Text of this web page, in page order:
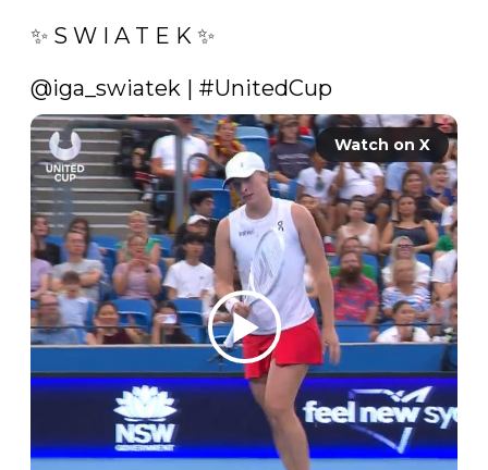
✨ S W I A T E K ✨
@iga_swiatek | #UnitedCup
Watch on X